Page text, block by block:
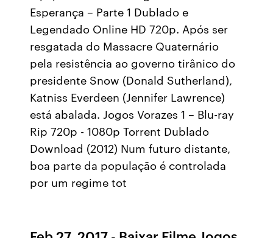
Esperança – Parte 1 Dublado e
Legendado Online HD 720p. Após ser
resgatada do Massacre Quaternário
pela resistência ao governo tirânico do
presidente Snow (Donald Sutherland),
Katniss Everdeen (Jennifer Lawrence)
está abalada. Jogos Vorazes 1 – Blu-ray
Rip 720p - 1080p Torrent Dublado
Download (2012) Num futuro distante,
boa parte da população é controlada
por um regime tot